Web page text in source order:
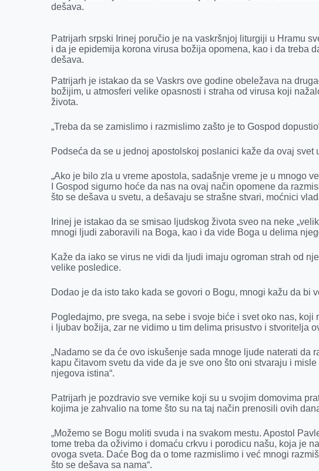
r
dešava.
Patrijarh srpski Irinej poručio je na vaskršnjoj liturgiji u Hramu
i da je epidemija korona virusa božija opomena, kao i da treba
dešava.
Patrijarh je istakao da se Vaskrs ove godine obeležava na
božijim, u atmosferi velike opasnosti i straha od virusa koji
života.
„Treba da se zamislimo i razmislimo zašto je to Gospod
Podseća da se u jednoj apostolskoj poslanici kaže da ovaj svet
„Ako je bilo zla u vreme apostola, sadašnje vreme je u mnogo
I Gospod sigurno hoće da nas na ovaj način opomene da
što se dešava u svetu, a dešavaju se strašne stvari, moćnici
Irinej je istakao da se smisao ljudskog života sveo na neke
mnogi ljudi zaboravili na Boga, kao i da vide Boga u delima
Kaže da iako se virus ne vidi da ljudi imaju ogroman strah od
velike posledice.
Dodao je da isto tako kada se govori o Bogu, mnogi kažu da bi
Pogledajmo, pre svega, na sebe i svoje biće i svet oko nas,
i ljubav božija, zar ne vidimo u tim delima prisustvo i stvoritelja
„Nadamo se da će ovo iskušenje sada mnoge ljude naterati da
kapu čitavom svetu da vide da je sve ono što oni stvaraju i
njegova istina“.
Patrijarh je pozdravio sve vernike koji su u svojim domovima
kojima je zahvalio na tome što su na taj način prenosili ovih
„Možemo se Bogu moliti svuda i na svakom mestu. Apostol
tome treba da oživimo i domaću crkvu i porodicu našu, koja je
ovoga sveta. Daće Bog da o tome razmislimo i već mnogi
što se dešava sa nama“.